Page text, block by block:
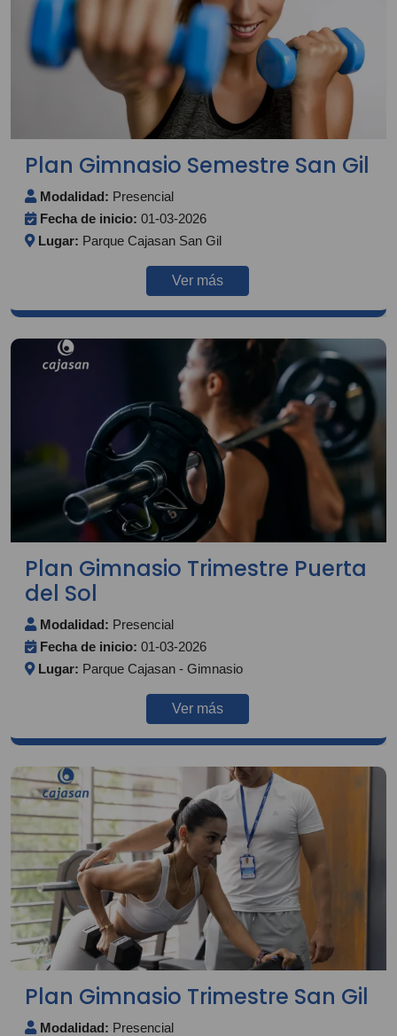
Plan Gimnasio Semestre San Gil
Modalidad: Presencial
Fecha de inicio: 01-03-2026
Lugar: Parque Cajasan San Gil
Ver más
Plan Gimnasio Trimestre Puerta
del Sol
Modalidad: Presencial
Fecha de inicio: 01-03-2026
Lugar: Parque Cajasan - Gimnasio
Ver más
Plan Gimnasio Trimestre San Gil
Modalidad: Presencial